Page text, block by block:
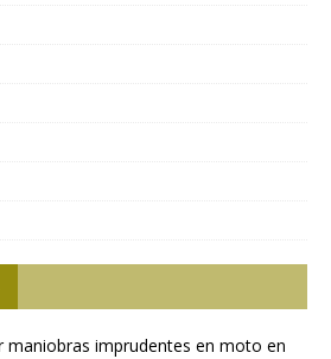
maniobras imprudentes en moto en